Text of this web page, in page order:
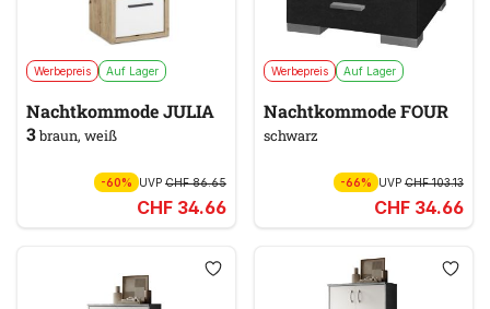
Werbepreis Auf Lager
Nachtkommode JULIA
3braun, weiß
-60% UVP CHF 86.65
CHF 34.66
Werbepreis Auf Lager
Nachtkommode FOUR
schwarz
-66% UVPCHF 103.13
CHF 34.66